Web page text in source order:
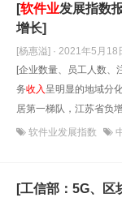
[软件业发展指数
增长]
[杨惠溢] · 2021年5月18
[企业数量、员工人数、
务收入 呈明显的地域分
居第一梯队，江苏省负
软件业发展指数
[工信部：5G、区